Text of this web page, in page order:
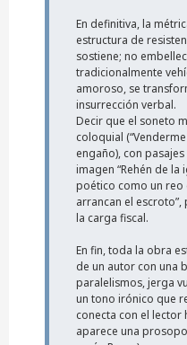
En definitiva, la
estructura de
sostiene; no
tradicionalmente
amoroso, se
insurrección verbal.
Decir que el soneto
coloquial
engaño), con
imagen “Rehén de la
poético como un reo
arrancan el
la carga fiscal.
En fin, toda la obra
de un autor con una
paralelismos, jerga
un tono irónico que
conecta con el lector
aparece una